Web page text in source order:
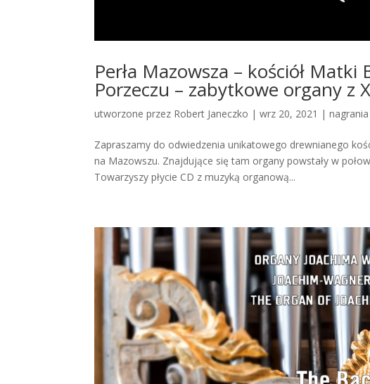
Perła Mazowsza – kościół
Porzeczu – zabytkowe organy z
utworzone przez Robert Janeczko |wrz 20, 2021 |nagrania
Zapraszamy do odwiedzenia unikatowego drewnianego
na Mazowszu. Znajdujące się tam organy powstały w
Towarzyszy płycie CD z muzyką organową...